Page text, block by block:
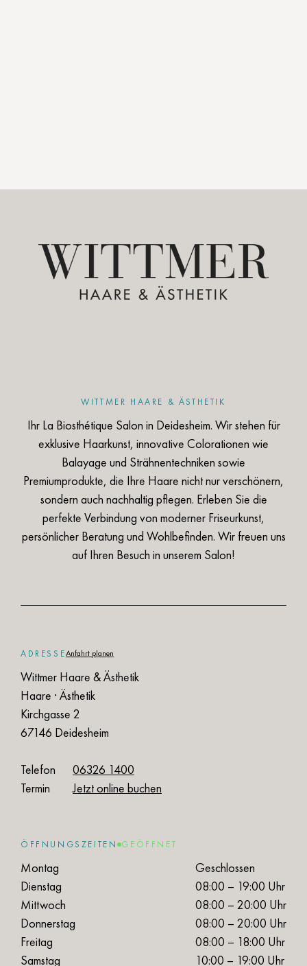
Besuch!
Termin buchen
WITTMER HAARE & ÄSTHETIK
Ihr La Biosthétique Salon in Deidesheim. Wir stehen für
exklusive Haarkunst, innovative Colorationen wie
Balayage und Strähnentechniken sowie
Premiumprodukte, die Ihre Haare nicht nur verschönern,
sondern auch nachhaltig pflegen. Erleben Sie die
perfekte Verbindung von moderner Friseurkunst,
persönlicher Beratung und Wohlbefinden. Wir freuen uns
auf Ihren Besuch in unserem Salon!
ADRESSEAnfahrt planen
Wittmer Haare & Ästhetik
Haare · Ästhetik
Kirchgasse 2
67146 Deidesheim
Telefon
06326 1400
Termin
Jetzt online buchen
ÖFFNUNGSZEITEN GEÖFFNET
Montag
Geschlossen
Dienstag
08:00 – 19:00 Uhr
Mittwoch
08:00 – 20:00 Uhr
Donnerstag
08:00 – 20:00 Uhr
Freitag
08:00 – 18:00 Uhr
Samstag
10:00 – 19:00 Uhr